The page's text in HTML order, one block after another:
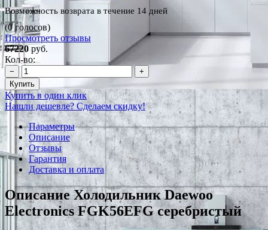
Возможность возврата в течение 14 дней
(0 голосов)
Просмотреть отзывы
67220руб.
Кол-во:
−
+
Купить
Купить в один клик
Нашли дешевле? Сделаем скидку!
Параметры
Описание
Отзывы
Гарантия
Доставка и оплата
Описание Холодильник Daewoo
Electronics FGK56EFG серебристый